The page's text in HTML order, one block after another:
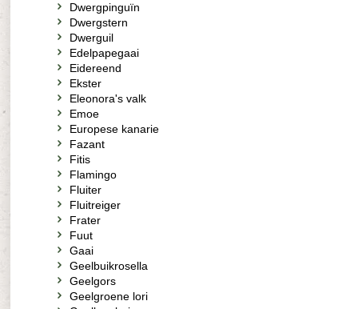
Dwergpinguïn
Dwergstern
Dwerguil
Edelpapegaai
Eidereend
Ekster
Eleonora's valk
Emoe
Europese kanarie
Fazant
Fitis
Flamingo
Fluiter
Fluitreiger
Frater
Fuut
Gaai
Geelbuikrosella
Geelgors
Geelgroene lori